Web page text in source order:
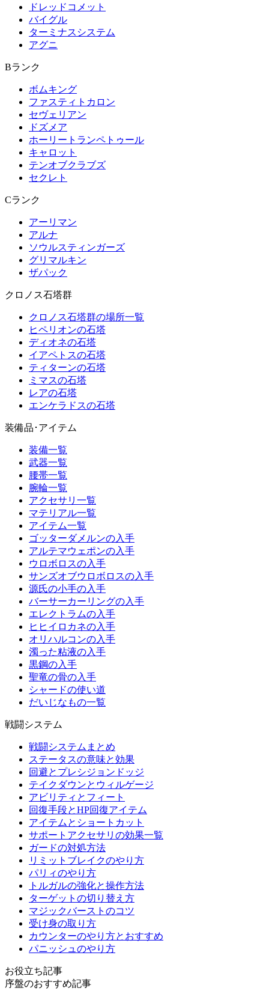
ドレッドコメット
バイグル
ターミナスシステム
アグニ
Bランク
ボムキング
ファスティトカロン
セヴェリアン
ドズメア
ホーリートランペトゥール
キャロット
テンオブクラブズ
セクレト
Cランク
アーリマン
アルナ
ソウルスティンガーズ
グリマルキン
ザパック
クロノス石塔群
クロノス石塔群の場所一覧
ヒペリオンの石塔
ディオネの石塔
イアペトスの石塔
ティターンの石塔
ミマスの石塔
レアの石塔
エンケラドスの石塔
装備品･アイテム
装備一覧
武器一覧
腰帯一覧
腕輪一覧
アクセサリ一覧
マテリアル一覧
アイテム一覧
ゴッターダメルンの入手
アルテマウェポンの入手
ウロボロスの入手
サンズオブウロボロスの入手
源氏の小手の入手
バーサーカーリングの入手
エレクトラムの入手
ヒヒイロカネの入手
オリハルコンの入手
濁った粘液の入手
黒鋼の入手
聖竜の骨の入手
シャードの使い道
だいじなもの一覧
戦闘システム
戦闘システムまとめ
ステータスの意味と効果
回避とプレシジョンドッジ
テイクダウンとウィルゲージ
アビリティとフィート
回復手段とHP回復アイテム
アイテムとショートカット
サポートアクセサリの効果一覧
ガードの対処方法
リミットブレイクのやり方
パリィのやり方
トルガルの強化と操作方法
ターゲットの切り替え方
マジックバーストのコツ
受け身の取り方
カウンターのやり方とおすすめ
パニッシュのやり方
お役立ち記事
序盤のおすすめ記事